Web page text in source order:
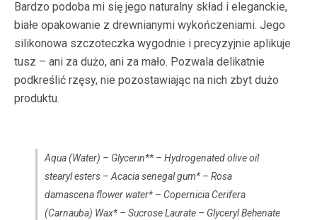
Bardzo podoba mi się jego naturalny skład i eleganckie,
białe opakowanie z drewnianymi wykończeniami. Jego
silikonowa szczoteczka wygodnie i precyzyjnie aplikuje
tusz – ani za dużo, ani za mało. Pozwala delikatnie
podkreślić rzęsy, nie pozostawiając na nich zbyt dużo
produktu.
Aqua (Water) – Glycerin** – Hydrogenated olive oil
stearyl esters – Acacia senegal gum* – Rosa
damascena flower water* – Copernicia Cerifera
(Carnauba) Wax* – Sucrose Laurate – Glyceryl Behenate